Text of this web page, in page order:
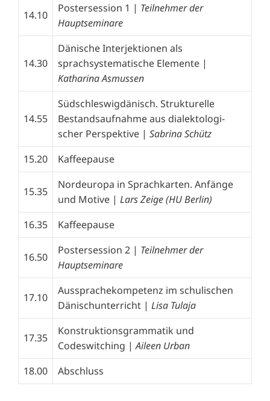
14.10
Postersession 1 | Teilnehmer der
Hauptseminare
14.30
Dänische Interjektionen als
sprachsystematische Elemente |
Katharina Asmussen
14.55
Südschleswigdänisch. Strukturelle
Bestandsaufnahme aus dialektologi­
scher Perspektive | Sabrina Schütz
15.20
Kaffeepause
15.35
Nordeuropa in Sprachkarten. Anfänge
und Motive | Lars Zeige (HU Berlin)
16.35
Kaffeepause
16.50
Postersession 2 | Teilnehmer der
Hauptseminare
17.10
Aussprachekompetenz im schulischen
Dänischunterricht | Lisa Tulaja
17.35
Konstruktionsgrammatik und
Codeswitching |Aileen Urban
18.00
Abschluss